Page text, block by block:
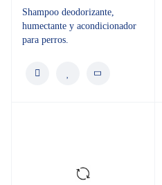
Shampoo deodorizante,
humectante y acondicionador
para perros.